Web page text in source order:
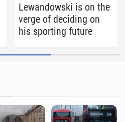
Lewandows­ki is on the
verge of de­cid­ing on
his sport­ing future